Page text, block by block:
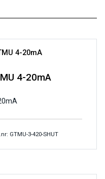
4-20mA
GTMU-3-420-SHUT